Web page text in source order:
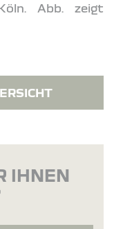
Abb. zeigt
IHNEN